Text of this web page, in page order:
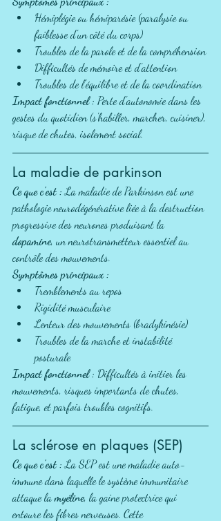
Hémiplégie ou hémiparésie (paralysie ou
faiblesse d'un côté du corps)
Troubles de la parole et de la compréhension
Difficultés de mémoire et d'attention
Troubles de l'équilibre et de la coordination
Impact fonctionnel : Perte d'autonomie dans les
gestes du quotidien (s'habiller, marcher, cuisiner),
risque de chutes, isolement social.
La maladie de parkinson
Ce que c'est : La maladie de Parkinson est une
pathologie neurodégénérative liée à la destruction
progressive des neurones produisant la
dopamine, un neurotransmetteur essentiel au
contrôle des mouvements.
Symptômes principaux :
Tremblements au repos
Rigidité musculaire
Lenteur des mouvements (bradykinésie)
Troubles de la marche et instabilité
posturale
Impact fonctionnel : Difficultés à initier les
mouvements, risques importants de chutes,
fatigue, et parfois troubles cognitifs.
La sclérose en plaques (SEP)
Ce que c'est : La SEP est une maladie auto-
immune dans laquelle le système immunitaire
attaque la myéline, la gaine protectrice qui
entoure les fibres nerveuses. Cette